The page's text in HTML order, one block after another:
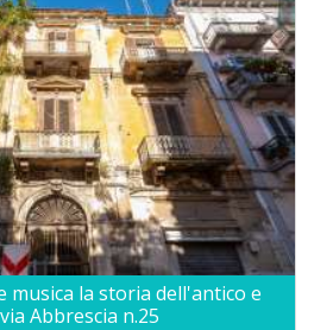
musica la storia dell'antico e
Abbrescia n.25